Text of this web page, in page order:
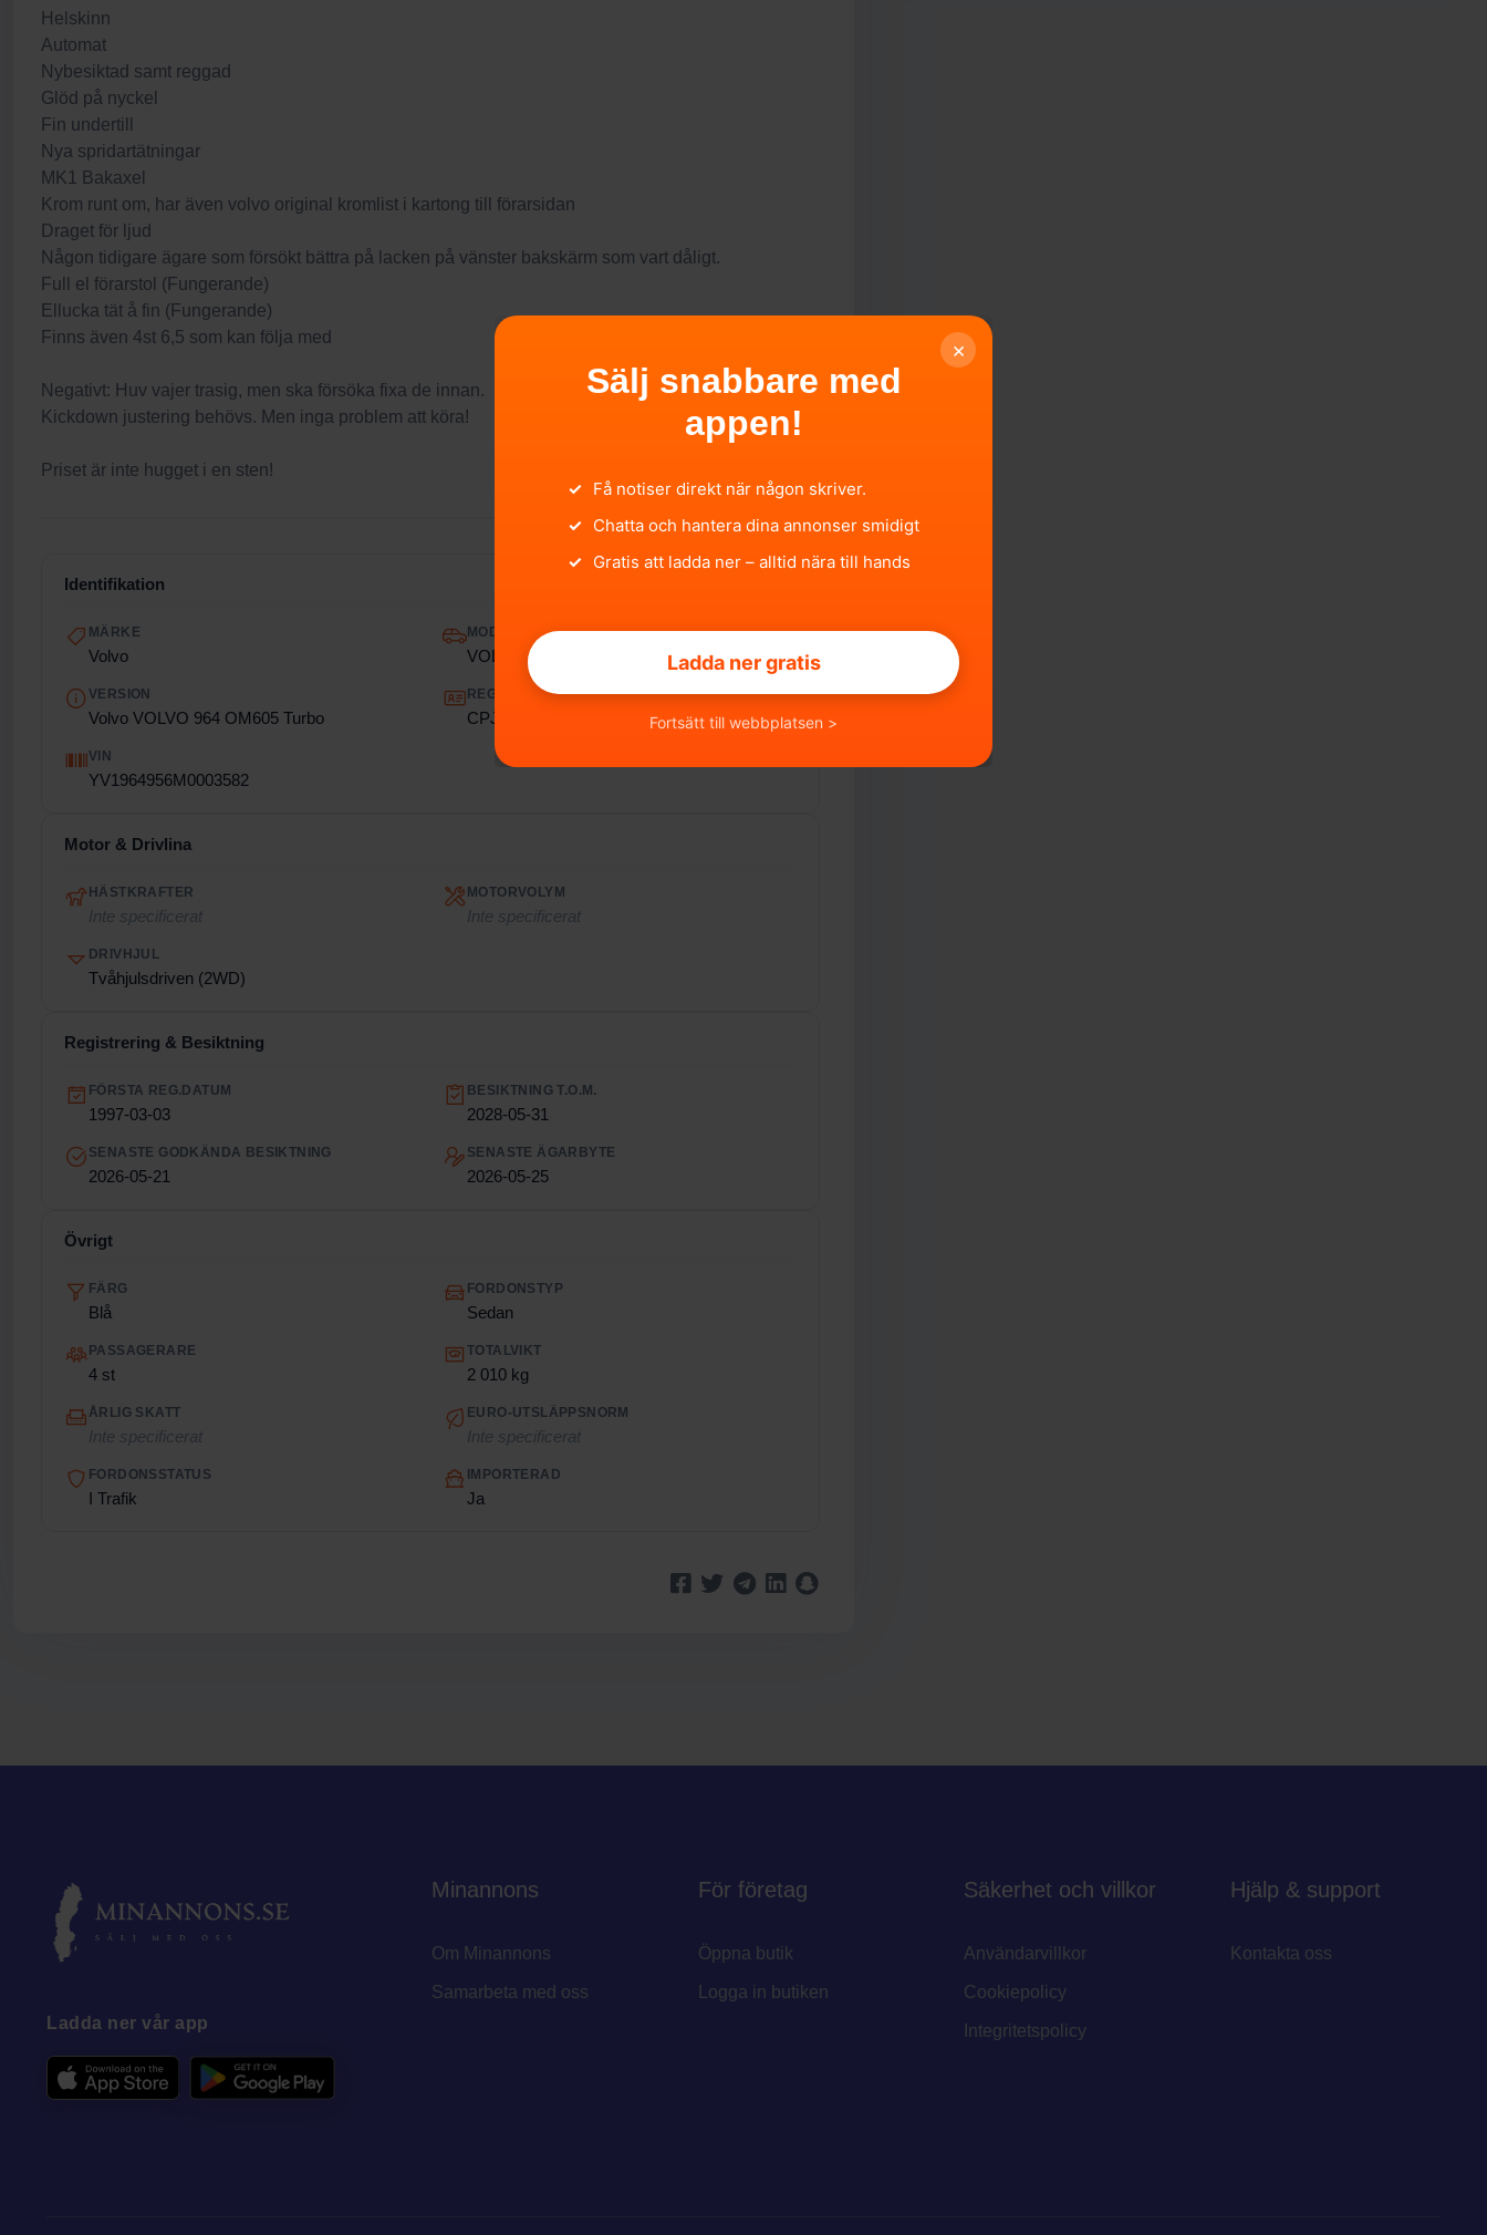
Helskinn
Automat
Nybesiktad samt reggad
Glöd på nyckel
Fin undertill
Nya spridartätningar
MK1 Bakaxel
Krom runt om, har även volvo original kromlist i kartong till förarsidan
Draget för ljud
Någon tidigare ägare som försökt bättra på lacken på vänster bakskärm som vart dåligt.
Full el förarstol (Fungerande)
Ellucka tät å fin (Fungerande)
Finns även 4st 6,5 som kan följa med
Negativt: Huv vajer trasig, men ska försöka fixa de innan.
Kickdown justering behövs. Men inga problem att köra!
Priset är inte hugget i en sten!
Identifikation
MÄRKE
Volvo
MODELL
VOLVO 964
VERSION
Volvo VOLVO 964 OM605 Turbo
REGISTRERINGSNUMMER
CPJ559
VIN
YV1964956M0003582
Motor & Drivlina
HÄSTKRAFTER
Inte specificerat
MOTORVOLYM
Inte specificerat
DRIVHJUL
Tvåhjulsdriven (2WD)
Registrering & Besiktning
FÖRSTA REG.DATUM
1997-03-03
BESIKTNING T.O.M.
2028-05-31
SENASTE GODKÄNDA BESIKTNING
2026-05-21
SENASTE ÄGARBYTE
2026-05-25
Övrigt
FÄRG
Blå
FORDONSTYP
Sedan
PASSAGERARE
4 st
TOTALVIKT
2 010 kg
ÅRLIG SKATT
Inte specificerat
EURO-UTSLÄPPSNORM
Inte specificerat
FORDONSSTATUS
I Trafik
IMPORTERAD
Ja
×
Sälj snabbare med
appen!
✓ Få notiser direkt när någon skriver.
✓ Chatta och hantera dina annonser smidigt
✓ Gratis att ladda ner – alltid nära till hands
Ladda ner gratis
Fortsätt till webbplatsen >
Ladda ner vår app
Minannons
Om Minannons
Samarbeta med oss
För företag
Öppna butik
Logga in butiken
Säkerhet och villkor
Användarvillkor
Cookiepolicy
Integritetspolicy
Hjälp & support
Kontakta oss